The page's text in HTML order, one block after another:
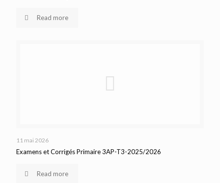
Read more
11 mai 2026
Examens et Corrigés Primaire 3AP-T3-2025/2026
Read more